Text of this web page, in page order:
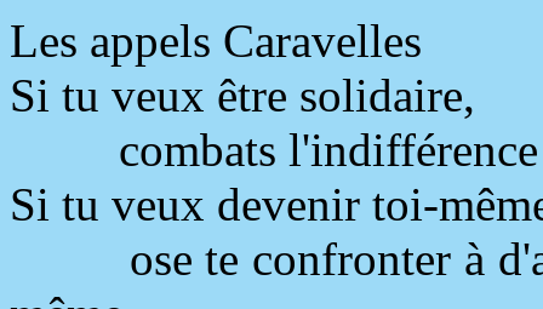
Les appels Caravelles
Si tu veux être solidaire,
combats
Si tu veux devenir toi-
ose te confronter à